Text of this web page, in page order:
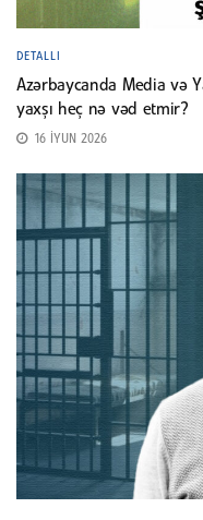
DETALLI
Azərbaycanda Media və
yaxşı heç nə vəd etmir?
16 İYUN 2026